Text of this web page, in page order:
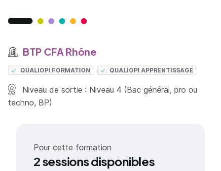
BTP CFA Rhône
QUALIOPI FORMATION QUALIOPI APPRENTISSAGE
Niveau de sortie : Niveau 4 (Bac général, pro ou
techno, BP)
Pour cette formation
2 sessions disponibles